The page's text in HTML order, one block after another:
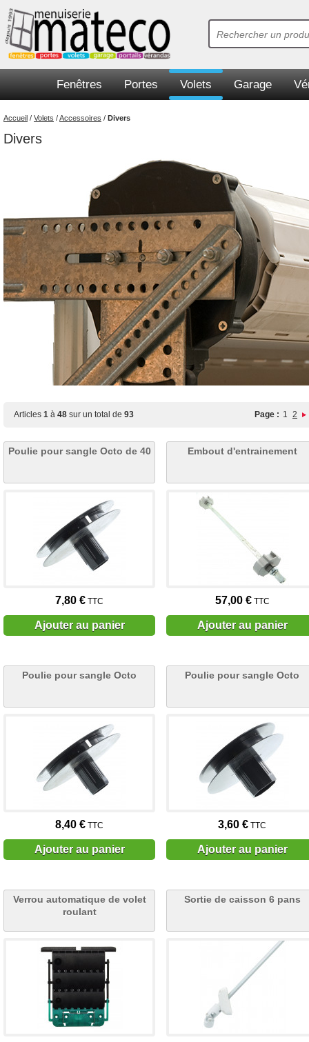
Fenêtres Portes Volets Garage
Accueil / Volets /Accessoires / Divers
Divers
Articles 1 à 48 sur un total de 93 Page : 1 2
Poulie pour sangle Octo de 40
7,80 € TTC
Ajouter au panier
Embout d'entrainement
57,00 €TTC
Ajouter au panier
Poulie pour sangle Octo
8,40 € TTC
Ajouter au panier
Poulie pour sangle Octo
3,60 € TTC
Ajouter au panier
Verrou automatique de volet
roulant
Sortie de caisson 6 pans